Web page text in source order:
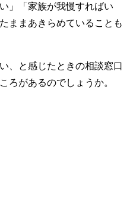
」「家族が我慢すればい
ままあきらめていることも
、と感じたときの相談窓口
ろがあるのでしょうか。